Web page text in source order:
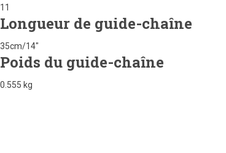
11
Longueur de guide-chaîne
35cm/14"
Poids du guide-chaîne
0.555 kg